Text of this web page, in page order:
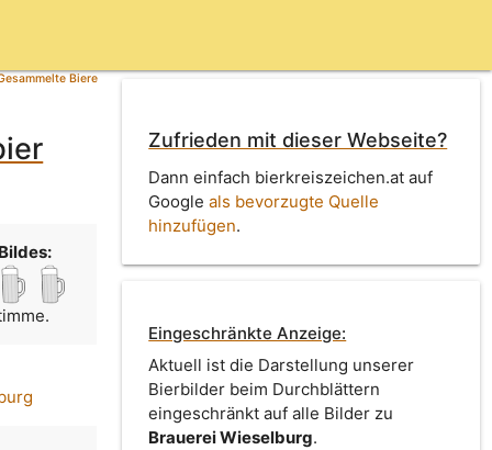
Biere
Zufrieden mit dieser Webseite?
Dann einfach bierkreiszeichen.at auf
Googleals bevorzugte Quelle
hinzufügen.
Eingeschränkte Anzeige:
Aktuell ist die Darstellung unserer
Bierbilder beim Durchblättern
eingeschränkt auf alle Bilder zu
Brauerei Wieselburg.